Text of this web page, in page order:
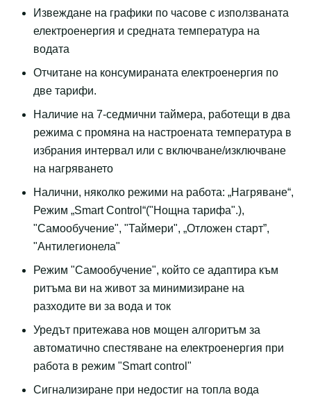
Извеждане на графики по часове с използваната
електроенергия и средната температура на
водата
Отчитане на консумираната електроенергия по
две тарифи.
Наличие на 7-седмични таймера, работещи в два
режима с промяна на настроената температура в
избрания интервал или с включване/изключване
на нагряването
Налични, няколко режими на работа: „Нагряване“,
Режим „Smart Control“("Нощна тарифа".),
"Самообучение", "Таймери", „Отложен старт”,
"Антилегионела"
Режим "Самообучение", който се адаптира към
ритъма ви на живот за минимизиране на
разходите ви за вода и ток
Уредът притежава нов мощен алгоритъм за
автоматично спестяване на електроенергия при
работа в режим "Smart control"
Сигнализиране при недостиг на топла вода